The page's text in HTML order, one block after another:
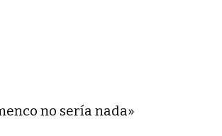
no sería nada»